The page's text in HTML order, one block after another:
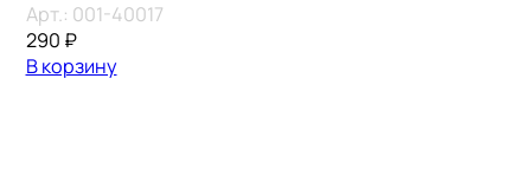
Арт.: 001-40017
290 ₽
В корзину